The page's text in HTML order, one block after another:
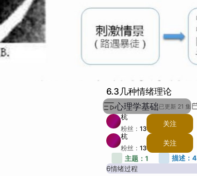
6.3几种情绪理论
心理学基础已更新 21 集
杭
粉丝： 13
关注
杭
粉丝： 13
关注
主题：1 描述：4
6情绪过程